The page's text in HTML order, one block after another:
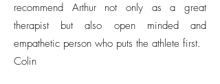
recommend Arthur not only as a great
therapist but also open minded and
empathetic person who puts the athlete first.
Colin